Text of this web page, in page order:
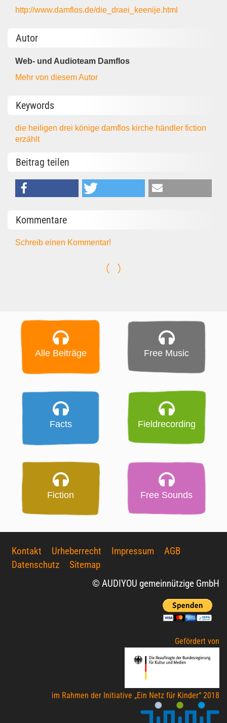
http://www.damflos.de/die_draei_keenije.html
Autor
Web- und Audioteam Damflos
Mehr von diesem Autor
Keywords
die heiligen drei königedamflos kirche händlerfiction
erzählt
Beitrag teilen
Kommentare
Schreib einen Kommentar!
Alle Beiträge Free Music
Facts Fieldrecording
Fiction Free Sounds
Kontakt Urheberrecht Impressum
AGB
Datenschutz
Sitemap
© AUDIYOU gemeinnützige GmbH
Gefördert von
im Rahmen der Initiative „Ein Netz für Kinder“ 2018